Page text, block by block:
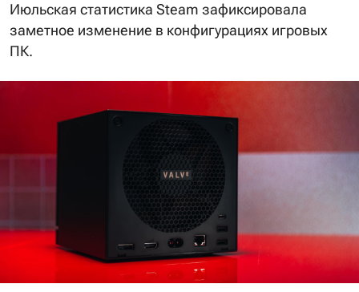
Июльская статистика Steam зафиксировала
заметное изменение в конфигурациях игровых
ПК.